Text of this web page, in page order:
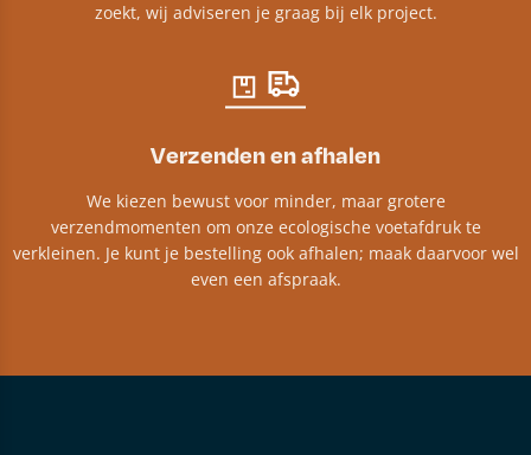
zoekt, wij adviseren je graag bij elk project.​
Verzenden en afhalen
We kiezen bewust voor minder, maar grotere
verzendmomenten om onze ecologische voetafdruk te
verkleinen. Je kunt je bestelling ook afhalen; maak daarvoor wel
even een afspraak.